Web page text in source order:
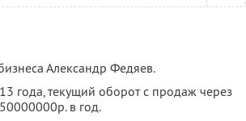
Александр Федяев.
года, текущий оборот с продаж через
в год.